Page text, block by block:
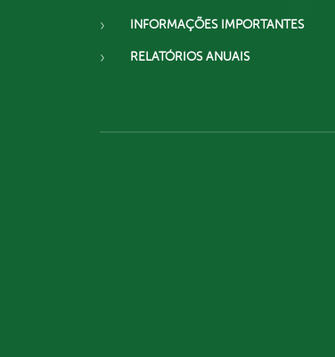
INFORMAÇÕES IMPORTANTES
RELATÓRIOS ANUAIS